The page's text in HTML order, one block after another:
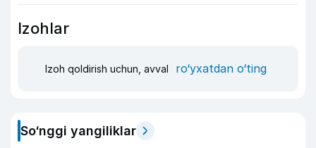
Izohlar
Izoh qoldirish uchun, avval ro‘yxatdan o‘ting
So‘nggi yangiliklar